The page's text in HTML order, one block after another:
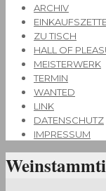
ARCHIV
ZU TISCH
HALL OF
MEISTERWERK
TERMIN
WANTED
LINK
DATENSCHUTZ
IMPRESSUM